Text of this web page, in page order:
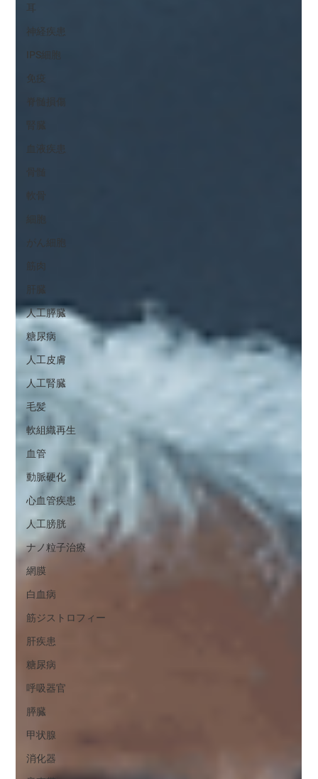
耳
神経疾患
IPS細胞
免疫
脊髄損傷
腎臓
血液疾患
骨髄
軟骨
細胞
がん細胞
筋肉
肝臓
人工膵臓
糖尿病
人工皮膚
人工腎臓
毛髪
軟組織再生
血管
動脈硬化
心血管疾患
人工膀胱
ナノ粒子治療
網膜
白血病
筋ジストロフィー
肝疾患
糖尿病
呼吸器官
膵臓
甲状腺
消化器